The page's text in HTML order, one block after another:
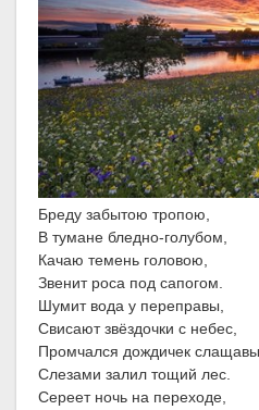
Бреду забытою тропою,
В тумане бледно-голубом,
Качаю темень головою,
Звенит роса под сапогом.
Шумит вода у переправы,
Свисают звёздочки с небес,
Промчался дождичек
Слезами залил тощий лес.
Сереет ночь на переходе,